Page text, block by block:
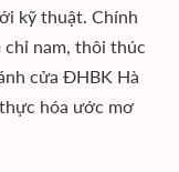
kỹ thuật. Chính
chỉ nam, thôi thúc
cửa ĐHBK Hà
hóa ước mơ